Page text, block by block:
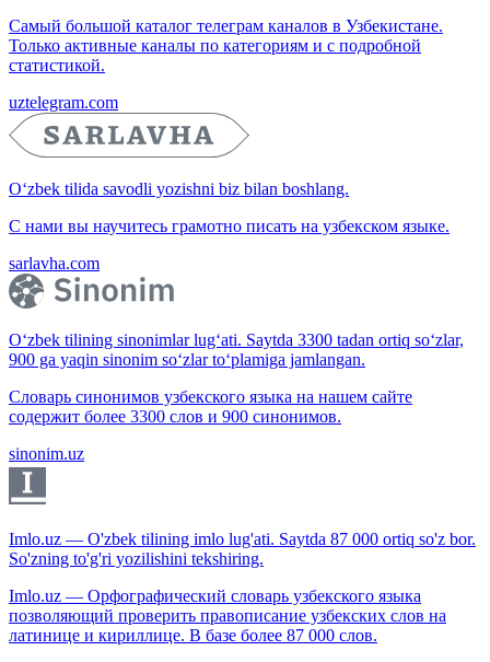
Самый большой каталог телеграм каналов в Узбекистане.
Только активные каналы по категориям и с подробной
статистикой.
uztelegram.com
O‘zbek tilida savodli yozishni biz bilan boshlang.
С нами вы научитесь грамотно писать на узбекском языке.
sarlavha.com
O‘zbek tilining sinonimlar lug‘ati. Saytda 3300 tadan ortiq so‘zlar,
900 ga yaqin sinonim so‘zlar to‘plamiga jamlangan.
Словарь синонимов узбекского языка на нашем сайте
содержит более 3300 слов и 900 синонимов.
sinonim.uz
Imlo.uz — O'zbek tilining imlo lug'ati. Saytda 87 000 ortiq so'z bor.
So'zning to'g'ri yozilishini tekshiring.
Imlo.uz — Орфографический словарь узбекского языка
позволяющий проверить правописание узбекских слов на
латинице и кириллице. В базе более 87 000 слов.